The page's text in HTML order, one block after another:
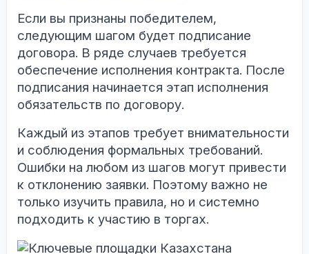
Если вы признаны победителем,
следующим шагом будет подписание
договора. В ряде случаев требуется
обеспечение исполнения контракта. После
подписания начинается этап исполнения
обязательств по договору.
Каждый из этапов требует внимательности
и соблюдения формальных требований.
Ошибки на любом из шагов могут привести
к отклонению заявки. Поэтому важно не
только изучить правила, но и системно
подходить к участию в торгах.